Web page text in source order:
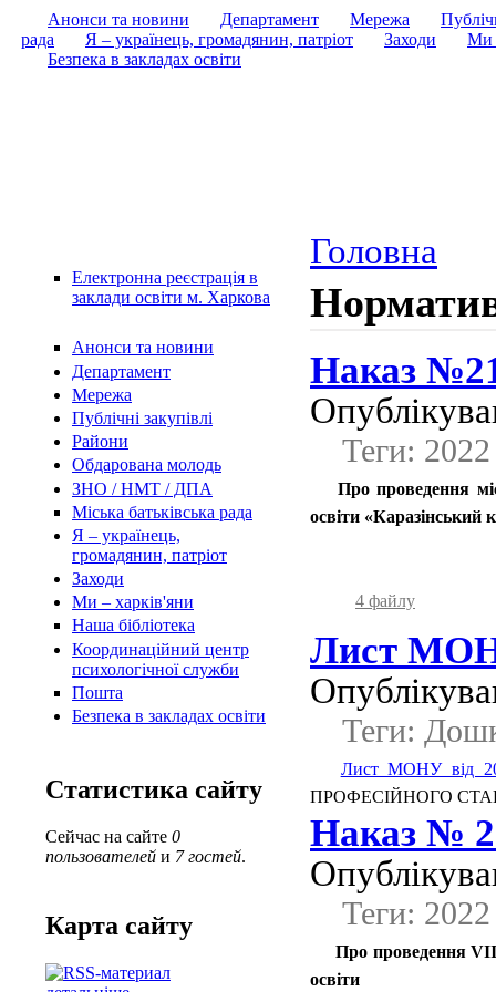
Анонси та новини Департамент Мережа
рада
Я – українець, громадянин, патріот Заходи
Ми
Безпека в закладах освіти
Електронна реєстрація в
заклади освіти м. Харкова
Анонси та новини
Департамент
Мережа
Публічні закупівлі
Райони
Обдарована молодь
ЗНО / НМТ / ДПА
Міська батьківська рада
Я – українець,
громадянин, патріот
Заходи
Ми – харків'яни
Наша бібліотека
Координаційний центр
психологічної служби
Пошта
Безпека в закладах освіти
Статистика сайту
Сейчас на сайте 0
пользователей и 7 гостей.
Карта сайту
Головна
Наказ
Теги: 2022
Про проведення
освіти «Каразінський
4 файлу
Лист
Теги:
Лист МОНУ від
ПРОФЕСІЙНОГО
Наказ №
Теги: 2022
Про проведення VІІ
освіти